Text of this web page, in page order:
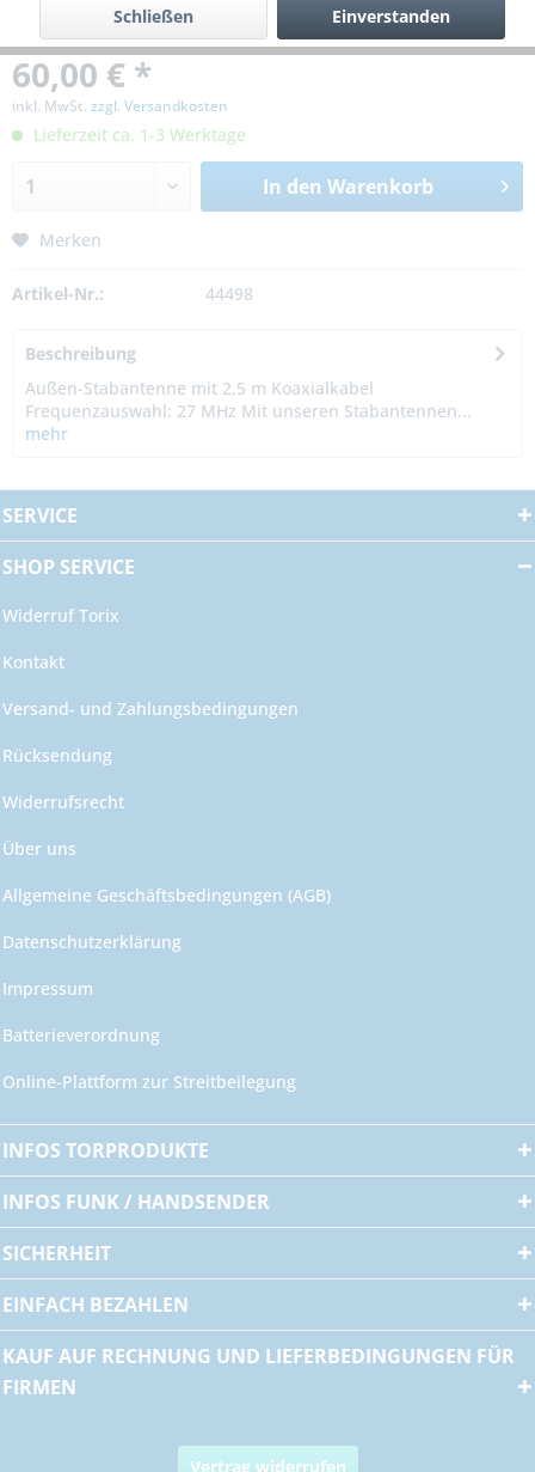
60,00 € *
inkl. MwSt. zzgl. Versandkosten
Lieferzeit ca. 1-3 Werktage
In den Warenkorb
Merken
Artikel-Nr.: 44498
Beschreibung
Außen-Stabantenne mit 2,5 m Koaxialkabel
Frequenzauswahl: 27 MHz Mit unseren Stabantennen...
mehr
SERVICE
SHOP SERVICE
Widerruf Torix
Kontakt
Versand- und Zahlungsbedingungen
Rücksendung
Widerrufsrecht
Über uns
Allgemeine Geschäftsbedingungen (AGB)
Datenschutzerklärung
Impressum
Batterieverordnung
Online-Plattform zur Streitbeilegung
INFOS TORPRODUKTE
INFOS FUNK / HANDSENDER
SICHERHEIT
EINFACH BEZAHLEN
KAUF AUF RECHNUNG UND LIEFERBEDINGUNGEN FÜR
FIRMEN
Vertrag widerrufen
Einverstanden
Schließen